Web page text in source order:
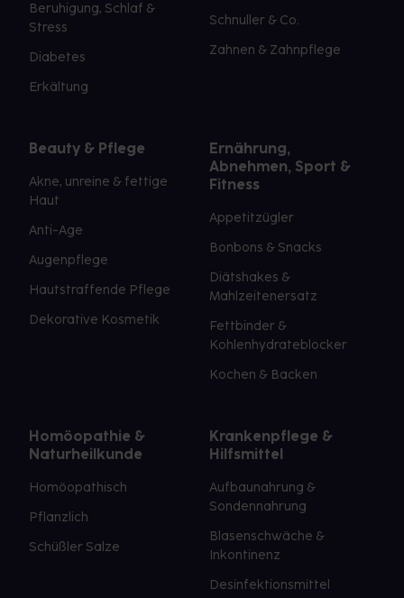
Beruhigung, Schlaf &
Stress
Diabetes
Erkältung
Schnuller & Co.
Zahnen & Zahnpflege
Beauty & Pflege
Akne, unreine & fettige
Haut
Anti-Age
Augenpflege
Hautstraffende Pflege
Dekorative Kosmetik
Ernährung,
Abnehmen, Sport &
Fitness
Appetitzügler
Bonbons & Snacks
Diätshakes &
Mahlzeitenersatz
Fettbinder &
Kohlenhydrateblocker
Kochen & Backen
Homöopathie &
Naturheilkunde
Homöopathisch
Pflanzlich
Schüßler Salze
Krankenpflege &
Hilfsmittel
Aufbaunahrung &
Sondennahrung
Blasenschwäche &
Inkontinenz
Desinfektionsmittel